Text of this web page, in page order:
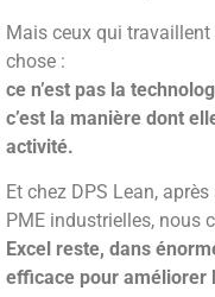
Mais ceux qui
chose :
ce n’est pas la
c’est la manière dont
activité.
Et chez DPS Lean,
PME industrielles, nous
Excel reste, dans
efficace pour améliorer